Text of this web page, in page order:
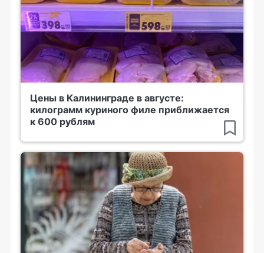
Цены в Калининграде в августе:
килограмм куриного филе приближается
к 600 рублям